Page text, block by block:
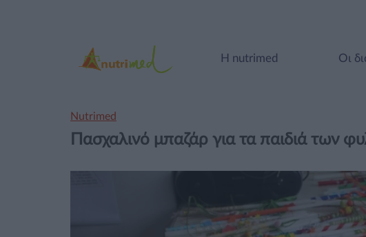
Η nutrimed Οι
Nutrimed
Πασχαλινό μπαζάρ για τα παιδιά των